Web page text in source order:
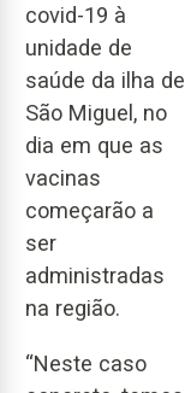
covid-19 à
unidade de
saúde da ilha de
São Miguel, no
dia em que as
vacinas
começarão a
ser
administradas
na região.
“Neste caso